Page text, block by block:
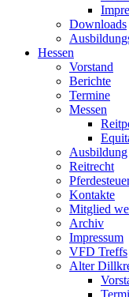
Downloads
Hessen
Vorstand
Berichte
Termine
Messen
Ausbildung
Reitrecht
Kontakte
Mitglied
Archiv
Impressum
VFD Treffs
Alter